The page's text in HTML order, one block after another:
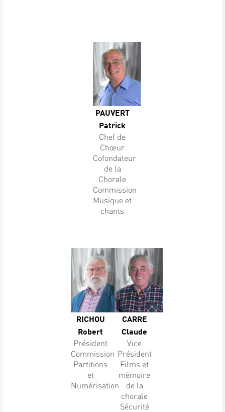
PAUVERT
Patrick
Chef de
Chœur
Cofondateur
de la
Chorale
Commission
Musique et
chants
RICHOU
Robert
Président
Commission
Partitions
et
Numérisation
CARRE
Claude
Vice
Président
Films et
mémoire
de la
chorale
Sécurité